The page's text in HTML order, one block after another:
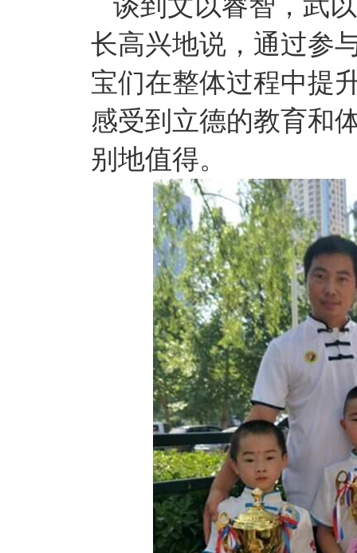
谈到文以睿智，武
长高兴地说，通过参
宝们在整体过程中提
感受到立德的教育和
别地值得。